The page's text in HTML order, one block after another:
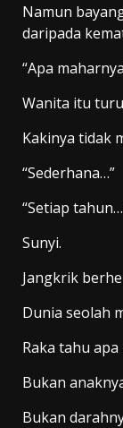
Namun
daripada
“Apa
Wanita itu
Kakinya tidak
“Sederhana…”
“Setiap
Sunyi.
Jangkrik
Dunia seolah
Raka tahu
Bukan
Bukan